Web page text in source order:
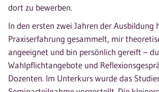
dort zu bewerben.
In den ersten zwei Jahren der Ausbildung
Praxiserfahrung gesammelt, mir
angeeignet und bin persönlich gereift –
Wahlpflichtangebote und
Dozenten. Im Unterkurs wurde das